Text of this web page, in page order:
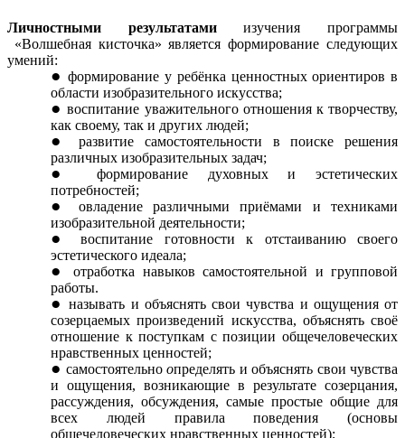
Личностными результатамиизучения программы
«Волшебная кисточка» является формирование следующих
умений:
формирование у ребёнка ценностных ориентиров в
области изобразительного искусства;
воспитание уважительного отношения к творчеству,
как своему, так и других людей;
развитие самостоятельности в поиске решения
различных изобразительных задач;
формирование духовных и эстетических
потребностей;
овладение различными приёмами и техниками
изобразительной деятельности;
воспитание готовности к отстаиванию своего
эстетического идеала;
отработка навыков самостоятельной и групповой
работы.
называть и объяснять свои чувства и ощущения от
созерцаемых произведений искусства, объяснять своё
отношение к поступкам с позиции общечеловеческих
нравственных ценностей;
самостоятельноопределять и объяснять свои чувства
и ощущения, возникающие в результате созерцания,
рассуждения, обсуждения, самые простые общие для
всех людей правила поведения (основы
общечеловеческих нравственных ценностей);